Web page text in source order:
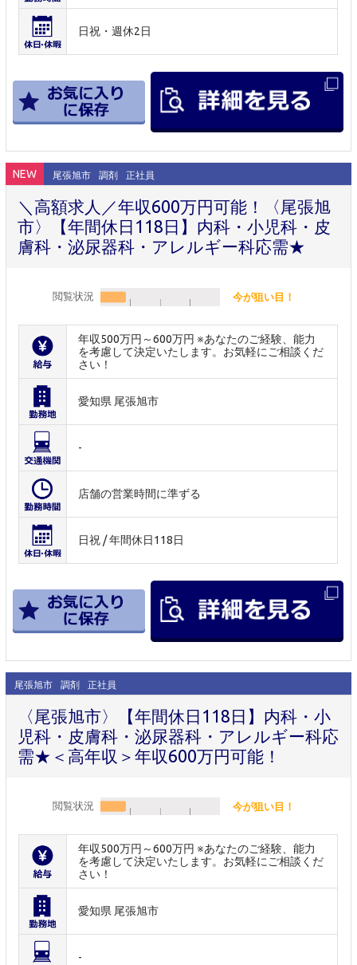
日祝・週休2日
NEW 尾張旭市 調剤 正社員
＼高額求人／年収600万円可能！〈尾張旭
市〉【年間休日118日】内科・小児科・皮
膚科・泌尿器科・アレルギー科応需★
閲覧状況 今が狙い目！
年収500万円～600万円 ※あなたのご経験、能力
を考慮して決定いたします。お気軽にご相談くだ
さい！
愛知県 尾張旭市
-
店舗の営業時間に準ずる
日祝 / 年間休日118日
尾張旭市 調剤 正社員
〈尾張旭市〉【年間休日118日】内科・小
児科・皮膚科・泌尿器科・アレルギー科応
需★＜高年収＞年収600万円可能！
閲覧状況 今が狙い目！
年収500万円～600万円 ※あなたのご経験、能力
を考慮して決定いたします。お気軽にご相談くだ
さい！
愛知県 尾張旭市
-